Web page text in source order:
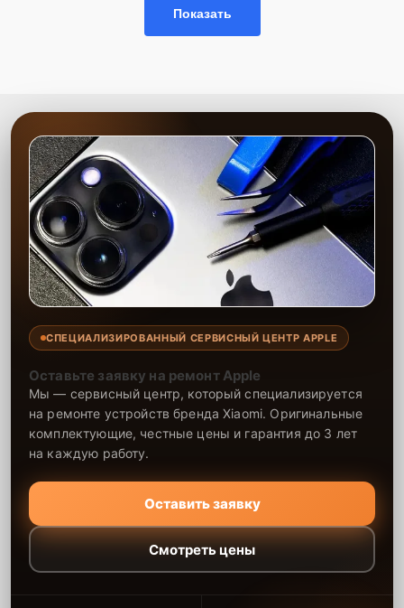
использованию современного оборудования. Мы предоставляем
Показать
СПЕЦИАЛИЗИРОВАННЫЙ СЕРВИСНЫЙ ЦЕНТР APPLE
Оставьте заявку на ремонт Apple
Мы — сервисный центр, который специализируется
на ремонте устройств бренда Xiaomi. Оригинальные
комплектующие, честные цены и гарантия до 3 лет
на каждую работу.
Оставить заявку
Смотреть цены